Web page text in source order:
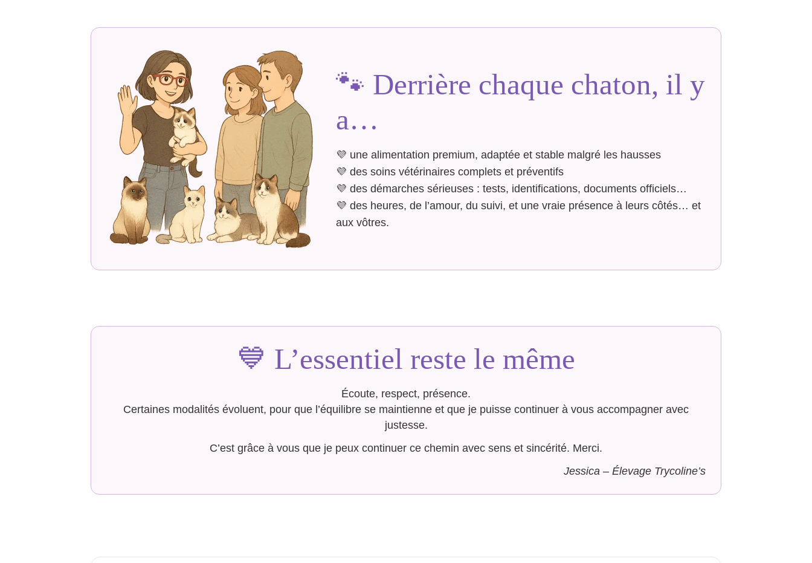
🐾 Derrière chaque chaton, il y
a…
💜 une alimentation premium, adaptée et stable malgré les hausses
💜 des soins vétérinaires complets et préventifs
💜 des démarches sérieuses : tests, identifications, documents officiels…
💜 des heures, de l’amour, du suivi, et une vraie présence à leurs côtés… et
aux vôtres.
💙 L’essentiel reste le même
Écoute, respect, présence.
Certaines modalités évoluent, pour que l’équilibre se maintienne et que je puisse continuer à vous accompagner avec
justesse.
C’est grâce à vous que je peux continuer ce chemin avec sens et sincérité. Merci.
Jessica – Élevage Trycoline’s